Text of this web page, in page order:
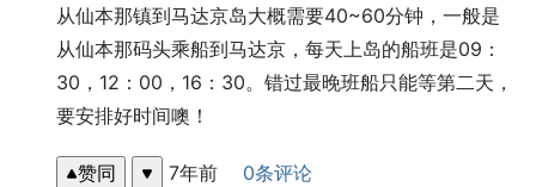
从仙本那镇到马达京岛大概需要40~60分钟，一般是
从仙本那码头乘船到马达京，每天上岛的船班是09：
30，12：00，16：30。错过最晚班船只能等第二天，
要安排好时间噢！
赞同 7年前 0条评论